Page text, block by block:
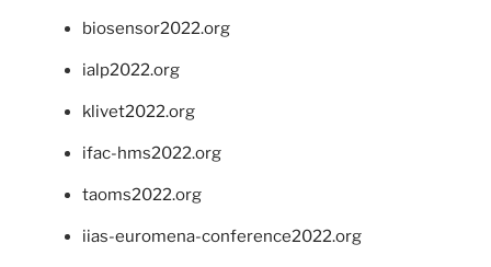
biosensor2022.org
ialp2022.org
klivet2022.org
ifac-hms2022.org
taoms2022.org
iias-euromena-conference2022.org